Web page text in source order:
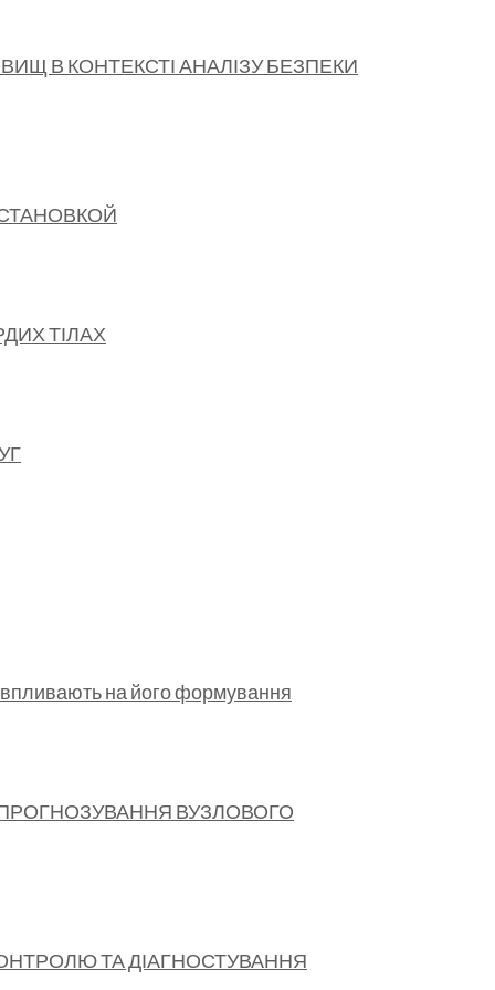
В КОНТЕКСТІ АНАЛІЗУ БЕЗПЕКИ
ТІЛАХ
впливають на його формування
ВУЗЛОВОГО
ТА ДІАГНОСТУВАННЯ